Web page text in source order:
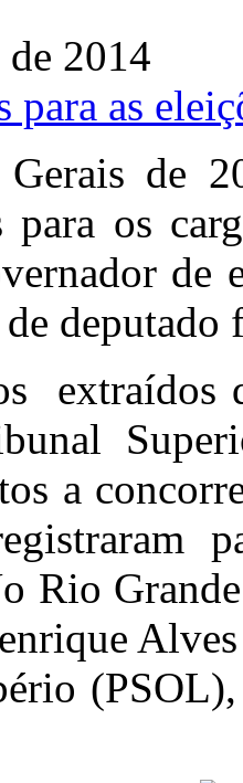
de 2014
para as
Gerais de
para os
de
deputado
extraídos
a
Rio